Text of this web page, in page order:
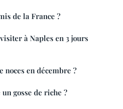
de la France ?
à Naples en 3 jours
noces en décembre ?
gosse de riche ?